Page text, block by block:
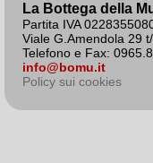
La Bottega della
Partita IVA
Viale G.Amendola 29
Telefono e Fax:
info@bomu.it
Policy sui cookies